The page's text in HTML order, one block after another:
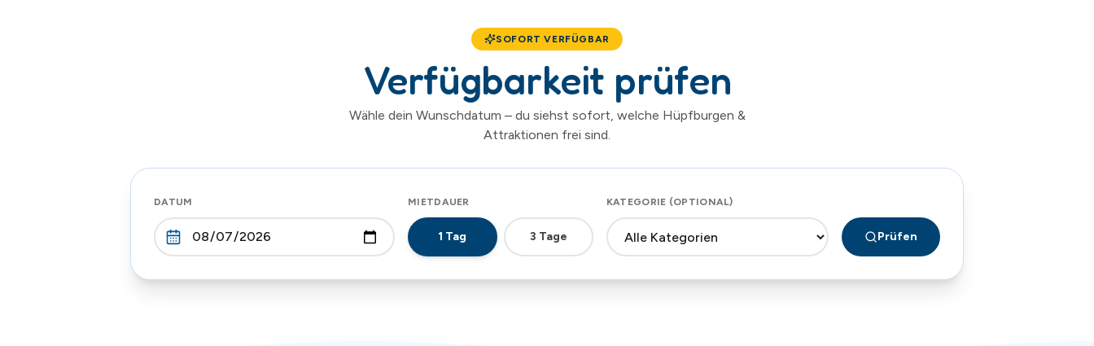
SOFORT VERFÜGBAR
Verfügbarkeit prüfen
Wähle dein Wunschdatum – du siehst sofort, welche Hüpfburgen &
Attraktionen frei sind.
DATUM MIETDAUER
1 Tag 3 Tage
KATEGORIE (OPTIONAL)
Prüfen